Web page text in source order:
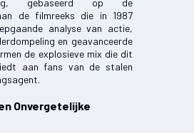
gebaseerd op de
de filmreeks die in 1987
analyse van actie,
en geavanceerde
de explosieve mix die dit
aan fans van de stalen
Onvergetelijke